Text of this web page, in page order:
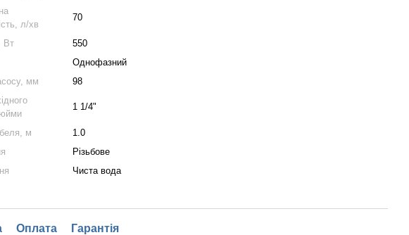
л/хв
70
Вт
550
Однофазний
мм
98
1 1/4"
м
1.0
Різьбове
Чиста вода
Оплата Гарантія